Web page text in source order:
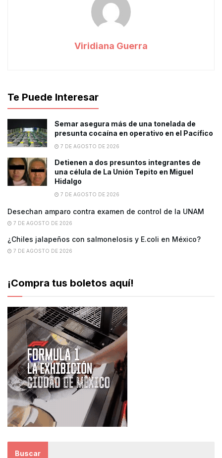
Viridiana Guerra
Te Puede Interesar
Semar asegura más de una tonelada de
presunta cocaína en operativo en el Pacífico
7 DE AGOSTO DE 2026
Detienen a dos presuntos integrantes de
una célula de La Unión Tepito en Miguel
Hidalgo
7 DE AGOSTO DE 2026
Desechan amparo contra examen de control de la UNAM
7 DE AGOSTO DE 2026
¿Chiles jalapeños con salmonelosis y E.coli en México?
7 DE AGOSTO DE 2026
¡Compra tus boletos aquí!
Buscar